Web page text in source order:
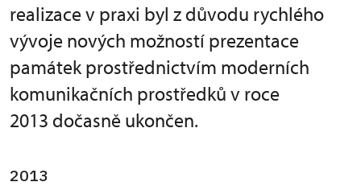
realizace v praxi byl z důvodu rychlého
vývoje nových možností prezentace
památek prostřednictvím moderních
komunikačních prostředků v roce
2013 dočasně ukončen.
2013